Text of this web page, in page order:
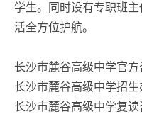
学生。同时设有专职班
活全方位护航。
长沙市麓谷高级中学官方
长沙市麓谷高级中学招生
长沙市麓谷高级中学复读